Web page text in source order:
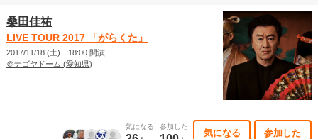
桑田佳祐
LIVE TOUR 2017 「がらくた」
2017/11/18 (土) 18:00 開演
＠ナゴヤドーム (愛知県)
気になる 参加した
気になる 参加した